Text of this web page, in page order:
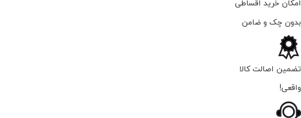
امکان خرید اقساطی
بدون چک و ضامن
تضمین اصالت کالا
واقعی!